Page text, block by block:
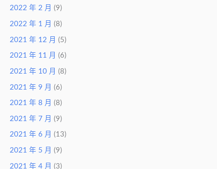
2022 年 2 月 (9)
2022 年 1 月 (8)
2021 年 12 月 (5)
2021 年 11 月 (6)
2021 年 10 月 (8)
2021 年 9 月 (6)
2021 年 8 月 (8)
2021 年 7 月 (9)
2021 年 6 月 (13)
2021 年 5 月 (9)
2021 年 4 月 (3)